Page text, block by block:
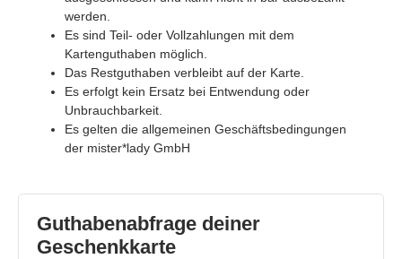
werden.
Es sind Teil- oder Vollzahlungen mit dem
Kartenguthaben möglich.
Das Restguthaben verbleibt auf der Karte.
Es erfolgt kein Ersatz bei Entwendung oder
Unbrauchbarkeit.
Es gelten die allgemeinen Geschäftsbedingungen
der mister*lady GmbH
Guthabenabfrage deiner
Geschenkkarte